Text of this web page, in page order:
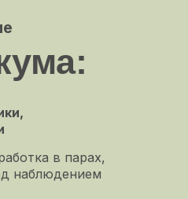
в парах,
наблюдением